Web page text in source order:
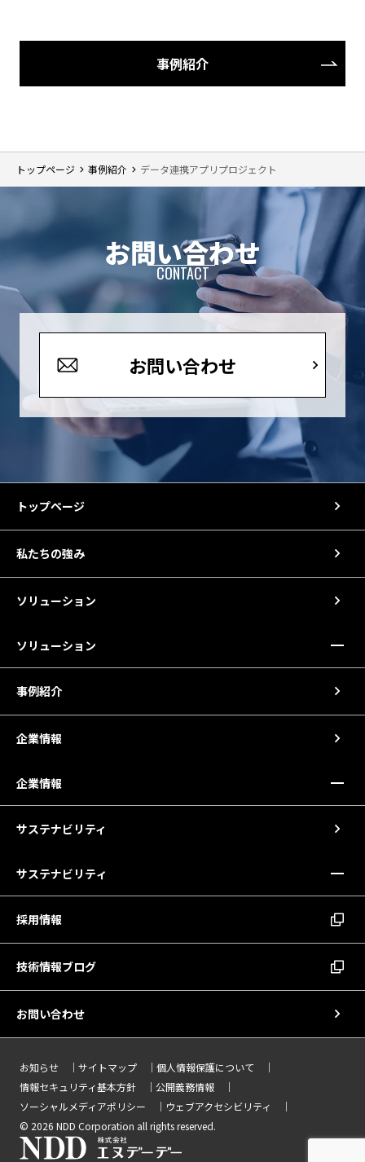
トップページ 事例紹介 データ連携アプリプロジェクト
事例紹介
お問い合わせ
CONTACT
お問い合わせ
トップページ
私たちの強み
ソリューション
ソリューション
事例紹介
企業情報
企業情報
サステナビリティ
サステナビリティ
採用情報
技術情報ブログ
お問い合わせ
お知らせ サイトマップ
個人情報保護について
情報セキュリティ基本方針
公開義務情報
ソーシャルメディアポリシー
ウェブアクセシビリティ
© 2026 NDD Corporation all rights reserved.